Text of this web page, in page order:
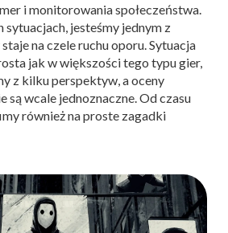
i monitorowania społeczeństwa.
sytuacjach, jesteśmy jednym z
na czele ruchu oporu. Sytuacja
jak w większości tego typu gier,
z kilku perspektyw, a oceny
są wcale jednoznaczne. Od czasu
również na proste zagadki